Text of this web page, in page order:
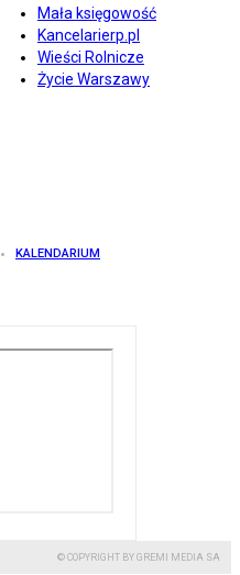
Mała księgowość
Kancelarierp.pl
Wieści Rolnicze
Życie Warszawy
KALENDARIUM
© COPYRIGHT BY GREMI MEDIA SA